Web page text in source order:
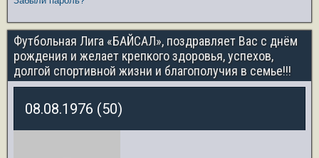
Футбольная Лига «БАЙСАЛ», поздравляет Вас с днём
рождения и желает крепкого здоровья, успехов,
долгой спортивной жизни и благополучия в семье!!!
08.08.1976 (50)